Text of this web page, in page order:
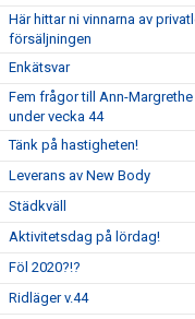
Här hittar ni vinnarna av
försäljningen
Enkätsvar
Fem frågor till Ann-
under vecka 44
Tänk på hastigheten!
Leverans av New Body
Städkväll
Aktivitetsdag på lördag!
Föl 2020?!?
Ridläger v.44